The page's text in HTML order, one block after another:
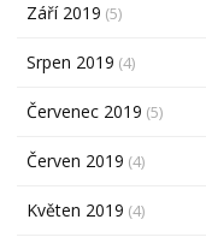
Září 2019 (5)
Srpen 2019 (4)
Červenec 2019 (5)
Červen 2019 (4)
Květen 2019 (4)